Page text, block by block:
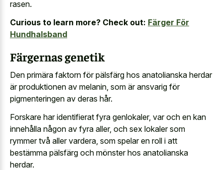
rasen.
Curious to learn more? Check out: Färger För
Hundhalsband
Färgernas genetik
Den primära faktorn för pälsfärg hos anatolianska herdar
är produktionen av melanin, som är ansvarig för
pigmenteringen av deras hår.
Forskare har identifierat fyra genlokaler, var och en kan
innehålla någon av fyra aller, och sex lokaler som
rymmer två aller vardera, som spelar en roll i att
bestämma pälsfärg och mönster hos anatolianska
herdar.